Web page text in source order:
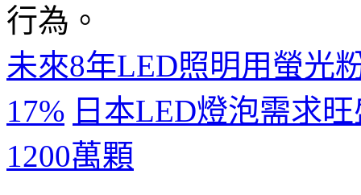
行為。
未來8年LED照明用螢光
17% 日本LED燈泡需求
1200萬顆